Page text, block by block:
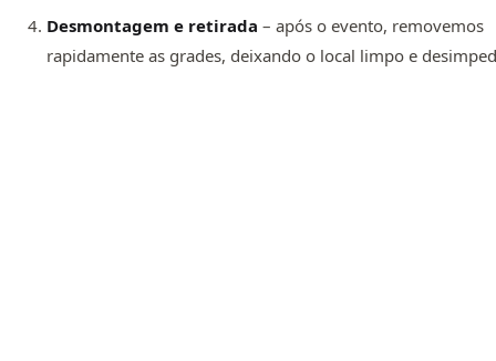
Desmontagem e retirada – após o evento, removemos
rapidamente as grades, deixando o local limpo e